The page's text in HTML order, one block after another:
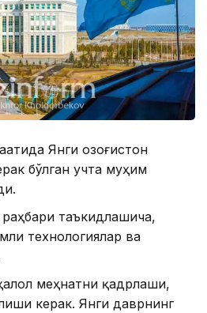
Янги Қозоғистон
бўлган учта муҳим
таъкидлашича,
технологиялар ва
меҳнатни қадрлаши,
керак. Янги даврнинг